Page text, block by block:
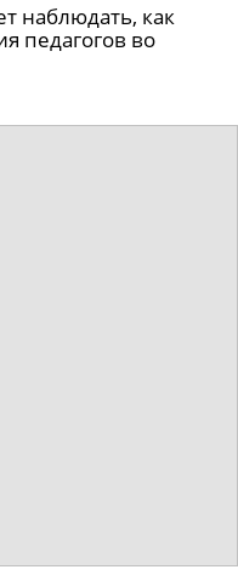
наблюдать, как
педагогов во